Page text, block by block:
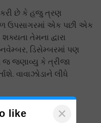
છે કે હજુ ત્રણ
ઉપસાગરમાં એક પછી એક
તેમના દ્વારા
ડિસેમ્બરમાં પણ
જ જણાવ્યુ કે ત્રીજા
વાવાઝોડાને લીધે
આ વિવિધતા અને
બિયારણ
like ×